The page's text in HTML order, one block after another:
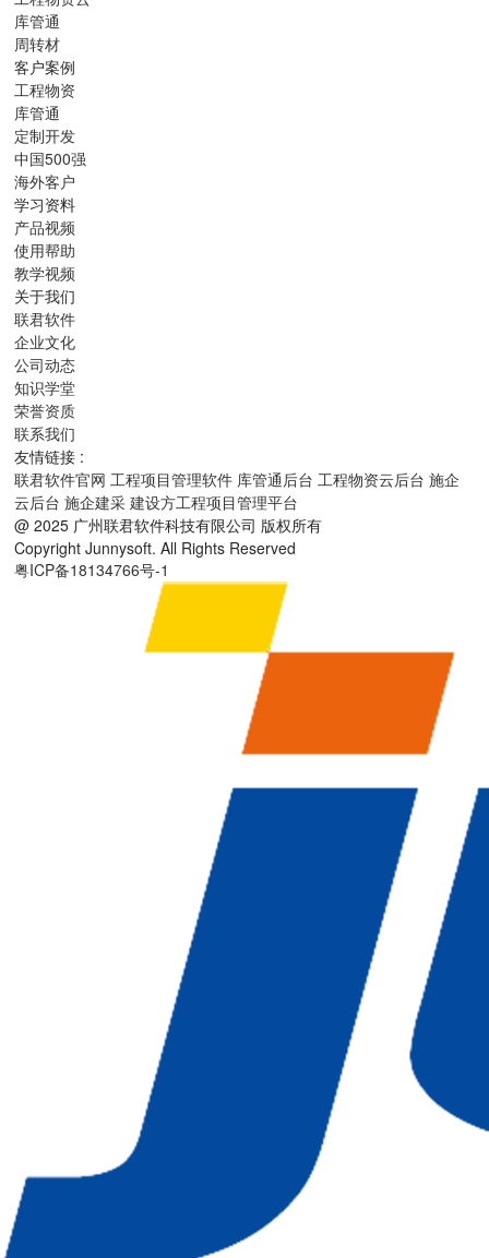
库管通
周转材
客户案例
工程物资
库管通
定制开发
中国500强
海外客户
学习资料
产品视频
使用帮助
教学视频
关于我们
联君软件
企业文化
公司动态
知识学堂
荣誉资质
联系我们
友情链接 :
联君软件官网 工程项目管理软件 库管通后台 工程物资云后台 施企
云后台 施企建采 建设方工程项目管理平台
@ 2025 广州联君软件科技有限公司 版权所有
Copyright Junnysoft. All Rights Reserved
粤ICP备18134766号-1